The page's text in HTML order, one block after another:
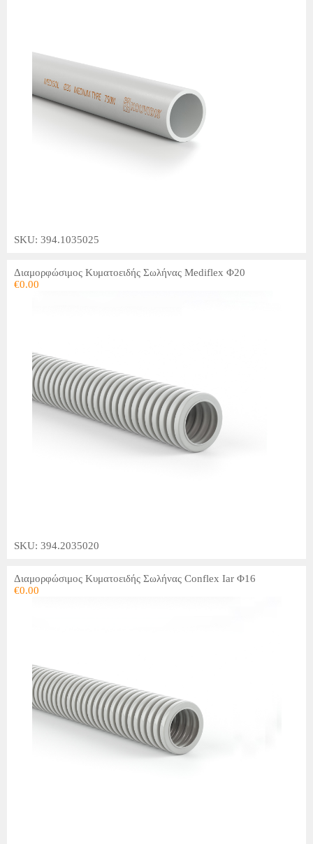
SKU: 394.1035025
Διαμορφώσιμος Κυματοειδής Σωλήνας Mediflex Φ20
€0.00
SKU: 394.2035020
Διαμορφώσιμος Κυματοειδής Σωλήνας Conflex Iar Φ16
€0.00